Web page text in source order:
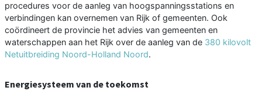
procedures voor de aanleg van hoogspanningsstations en
verbindingen kan overnemen van Rijk of gemeenten. Ook
coördineert de provincie het advies van gemeenten en
waterschappen aan het Rijk over de aanleg van de 380 kilovolt
Netuitbreiding Noord-Holland Noord.
Energiesysteem van de toekomst